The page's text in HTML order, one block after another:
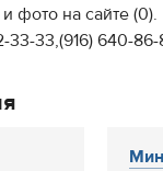
фото на сайте (0).
33-33,(916) 640-